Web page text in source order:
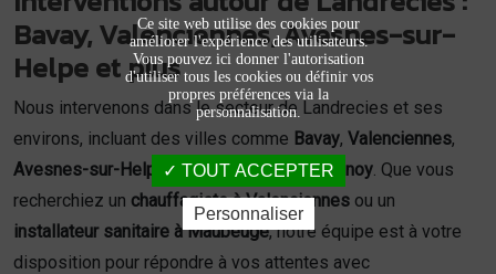
Bavay, Valenciennes, Avesnes-sur-
Helpe et plus
Nous intervenons dans le secteur de Landrecies et ses
environs, incluant des villes comme Bavay, Valenciennes,
Avesnes-sur-Helpe,MaubeugeetLe Quesnoy . Que vous
recherchiez un chauffagiste à Valenciennes ou un
installateur sanitaire à Maubeuge, notre équipe est à votre
disposition pour répondre à vos attentes avec
Ce site web utilise des cookies pour
améliorer l'expérience des utilisateurs.
Vous pouvez ici donner l'autorisation
d'utiliser tous les cookies ou définir vos
propres préférences via la
personnalisation.
TOUT ACCEPTER
Personnaliser